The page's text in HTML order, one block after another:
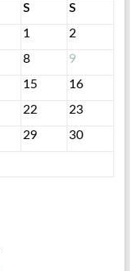
S
S
1
2
8
9
15
16
22
23
29
30